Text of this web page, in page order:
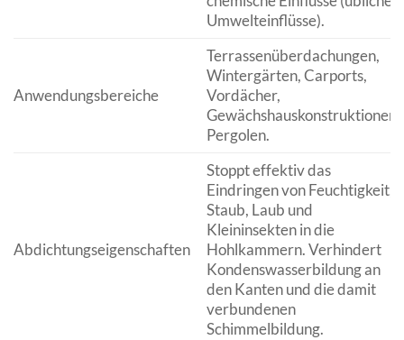
Umwelteinflüsse).
Anwendungsbereiche
Terrassenüberdachungen,
Wintergärten, Carports,
Vordächer,
Gewächshauskonstruktionen,
Pergolen.
Abdichtungseigenschaften
Stoppt effektiv das
Eindringen von Feuchtigkeit,
Staub, Laub und
Kleininsekten in die
Hohlkammern. Verhindert
Kondenswasserbildung an
den Kanten und die damit
verbundenen
Schimmelbildung.